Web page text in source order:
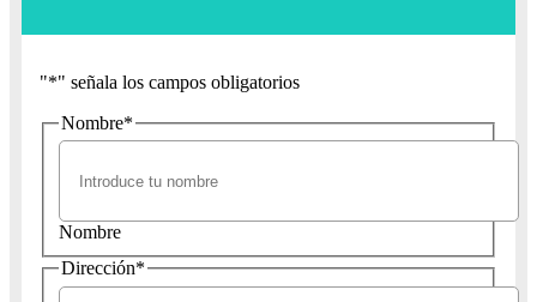
"*" señala los campos obligatorios
Nombre*
Nombre
Dirección*